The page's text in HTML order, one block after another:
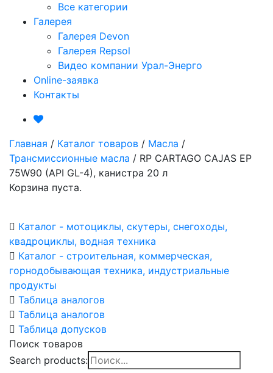
Все категории
Галерея
Галерея Devon
Галерея Repsol
Видео компании Урал-Энерго
Online-заявка
Контакты
Главная / Каталог товаров / Масла /
Трансмиссионные масла / RP CARTAGO CAJAS EP
75W90 (API GL-4), канистра 20 л
Корзина пуста.
Каталог - мотоциклы, скутеры, снегоходы,
квадроциклы, водная техника
Каталог - строительная, коммерческая,
горнодобывающая техника, индустриальные
продукты
Таблица аналогов
Таблица аналогов
Таблица допусков
Поиск товаров
Search products: